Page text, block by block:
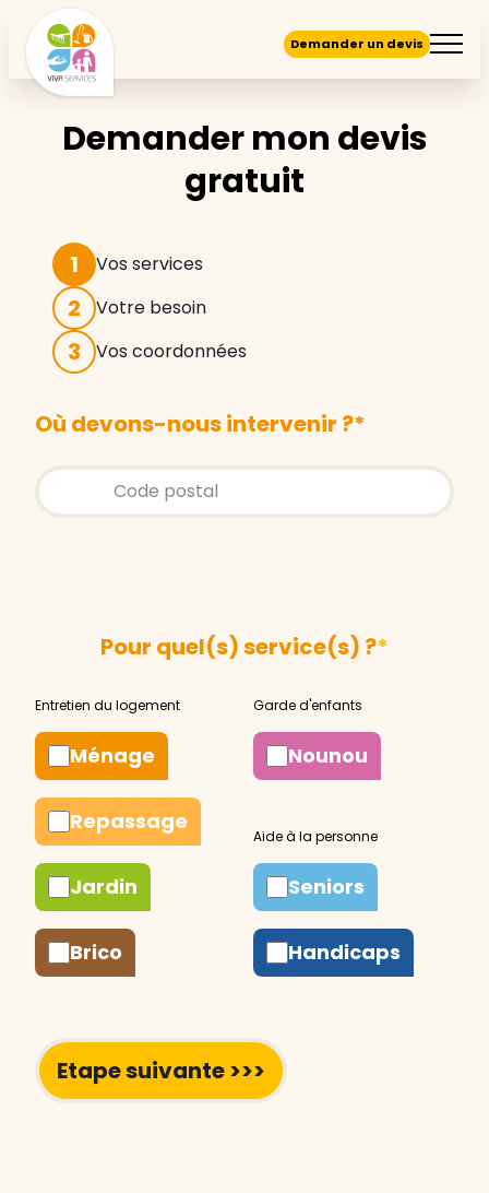
Demander un devis
Demander mon devis
gratuit
1 Vos services
2 Votre besoin
3 Vos coordonnées
Où devons-nous intervenir ?*
Store locator global - Autocompletion
Rechercher
Pour quel(s) service(s) ?*
Ménage
Repassage
Jardin
Brico
Nounou
Seniors
Handicaps